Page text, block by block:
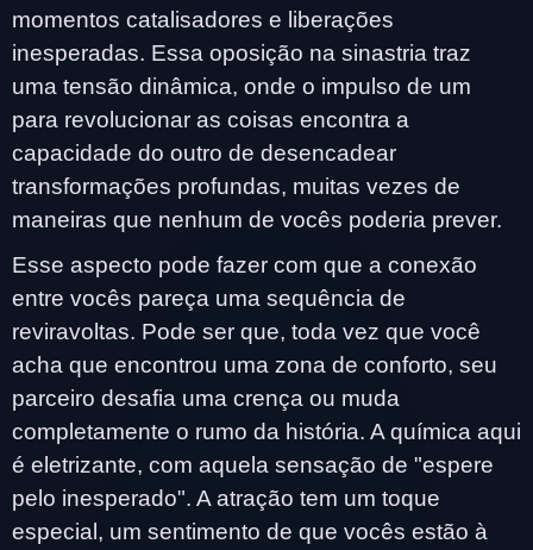
momentos catalisadores e liberações
inesperadas. Essa oposição na sinastria traz
uma tensão dinâmica, onde o impulso de um
para revolucionar as coisas encontra a
capacidade do outro de desencadear
transformações profundas, muitas vezes de
maneiras que nenhum de vocês poderia prever.
Esse aspecto pode fazer com que a conexão
entre vocês pareça uma sequência de
reviravoltas. Pode ser que, toda vez que você
acha que encontrou uma zona de conforto, seu
parceiro desafia uma crença ou muda
completamente o rumo da história. A química aqui
é eletrizante, com aquela sensação de "espere
pelo inesperado". A atração tem um toque
especial, um sentimento de que vocês estão à